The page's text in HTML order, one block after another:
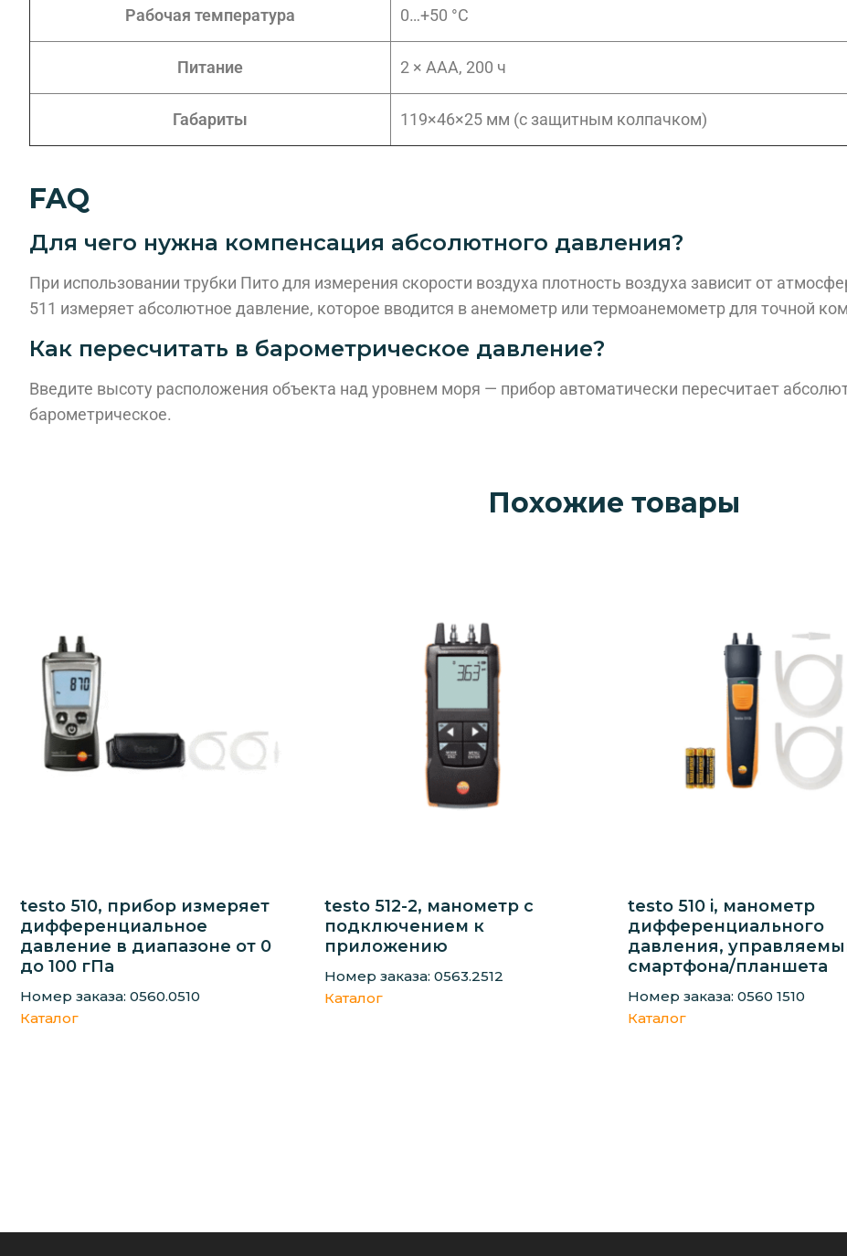
Рабочая температура 0…+50 °C
Питание 2 × AAA, 200 ч
Габариты 119×46×25 мм (с защитным колпачком)
FAQ
Для чего нужна компенсация абсолютного давления?
При использовании трубки Пито для измерения скорости воздуха плотность воздуха зависит от
511 измеряет абсолютное давление, которое вводится в анемометр или термоанемометр для точной
Как пересчитать в барометрическое давление?
Введите высоту расположения объекта над уровнем моря — прибор автоматически пересчитает
барометрическое.
Похожие товары
testo 510, прибор измеряет
дифференциальное
давление в диапазоне от 0
до 100 гПа
Номер заказа: 0560.0510
Каталог
testo 512-2, манометр с
подключением к
приложению
Номер заказа: 0563.2512
Каталог
testo 510 i, манометр
дифференциального
давления,
смартфона/планшета
Номер заказа: 0560 1510
Каталог